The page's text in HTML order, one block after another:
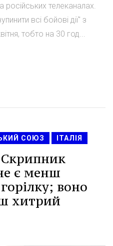
російських телеканалах.
всі бойові дії" з
тобто на 30 год...
СОЮЗ ІТАЛІЯ
є менш
воно
хитрий